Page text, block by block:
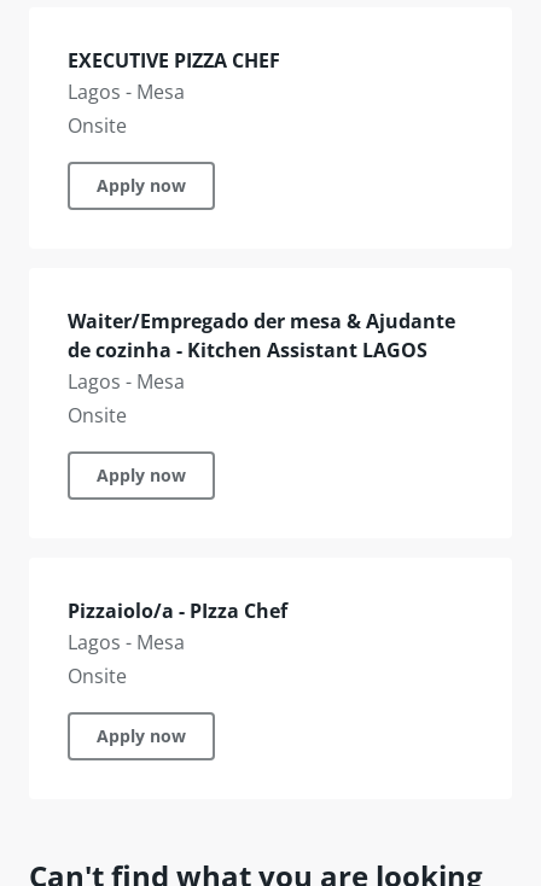
EXECUTIVE PIZZA CHEF
Lagos - Mesa
Onsite
Apply now
Waiter/Empregado der mesa & Ajudante
de cozinha - Kitchen Assistant LAGOS
Lagos - Mesa
Onsite
Apply now
Pizzaiolo/a - PIzza Chef
Lagos - Mesa
Onsite
Apply now
Can't find what you are looking